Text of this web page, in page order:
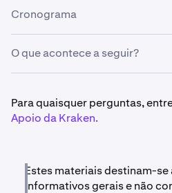
Os seguintes ativos estão
negociação:
TUSD, MOVEeBRICK.
Cronograma
• 12 de dezembro de 2025:
depósitos dos ativos
• Os levantamentos
de fevereiro de 2026 às
processo de retirada de
O que acontece a seguir?
afetados serão
dezembro de 2025.
Após 1 de março de 2026,
Para quaisquer perguntas,
Apoio da Kraken.
Estes materiais destinam-se
informativos gerais e não